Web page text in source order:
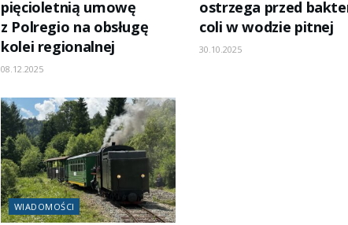
pięcioletnią umowę
z Polregio na obsługę
kolei regionalnej
08.12.2025
ostrzega przed
coli w wodzie pitnej
30.10.2025
WIADOMOŚCI